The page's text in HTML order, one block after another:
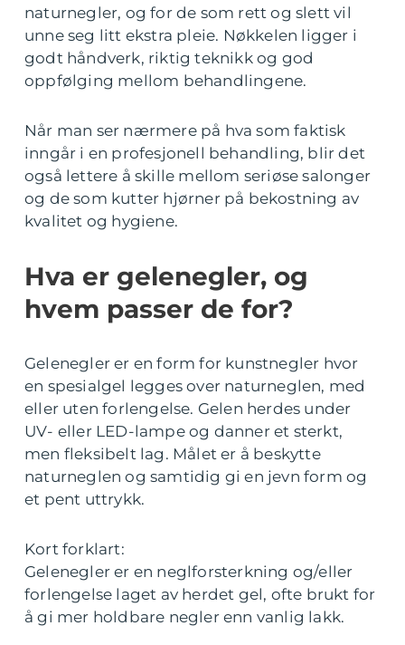
naturnegler, og for de som rett og slett vil
unne seg litt ekstra pleie. Nøkkelen ligger i
godt håndverk, riktig teknikk og god
oppfølging mellom behandlingene.
Når man ser nærmere på hva som faktisk
inngår i en profesjonell behandling, blir det
også lettere å skille mellom seriøse salonger
og de som kutter hjørner på bekostning av
kvalitet og hygiene.
Hva er gelenegler, og
hvem passer de for?
Gelenegler er en form for kunstnegler hvor
en spesialgel legges over naturneglen, med
eller uten forlengelse. Gelen herdes under
UV- eller LED-lampe og danner et sterkt,
men fleksibelt lag. Målet er å beskytte
naturneglen og samtidig gi en jevn form og
et pent uttrykk.
Kort forklart:
Gelenegler er en neglforsterkning og/eller
forlengelse laget av herdet gel, ofte brukt for
å gi mer holdbare negler enn vanlig lakk.